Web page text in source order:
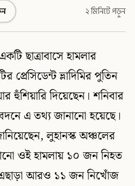
২ মিনিটে পড়ুন
ছাত্রাবাসে হামলার
ভ্লাদিমির পুতিন
হুঁশিয়ারি দিয়েছেন। শনিবার
এ তথ্য জানানো হয়েছে।
লুহানস্ক অঞ্চলের
ওই হামলায় ১০ জন নিহত
আরও ১১ জন নিখোঁজ